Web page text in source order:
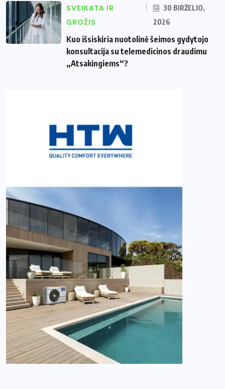
SVEIKATA IR
GROŽIS
30 BIRŽELIO,
2026
Kuo išsiskiria nuotolinė šeimos gydytojo
konsultacija su telemedicinos draudimu
„Atsakingiems“?